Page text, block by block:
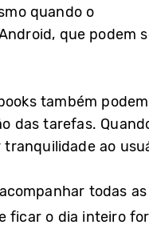
quando o
que podem
também podem
das tarefas.
ao
todas as
ficar o dia inteiro